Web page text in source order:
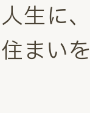
人生に、
住まいを